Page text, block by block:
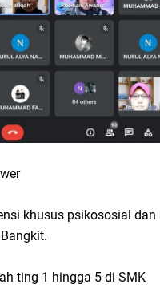
khusus psikososial dan
ting 1 hingga 5 di SMK